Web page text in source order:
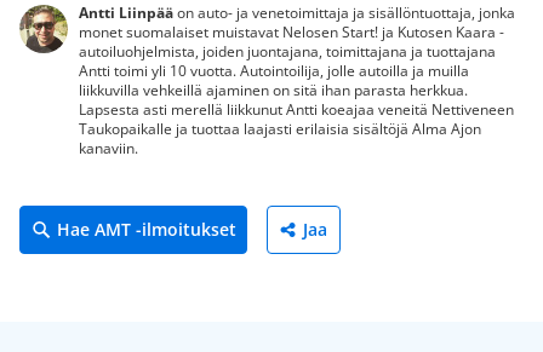
Antti Liinpääon auto- ja venetoimittaja ja sisällöntuottaja, jonka
monet suomalaiset muistavat Nelosen Start! ja Kutosen Kaara -
autoiluohjelmista, joiden juontajana, toimittajana ja tuottajana
Antti toimi yli 10 vuotta. Autointoilija, jolle autoilla ja muilla
liikkuvilla vehkeillä ajaminen on sitä ihan parasta herkkua.
Lapsesta asti merellä liikkunut Antti koeajaa veneitä Nettiveneen
Taukopaikalle ja tuottaa laajasti erilaisia sisältöjä Alma Ajon
kanaviin.
Hae AMT -ilmoitukset Jaa